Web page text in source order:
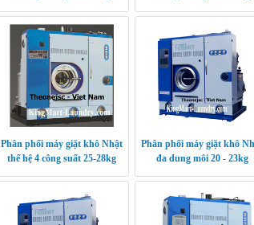
Phân phối máy giặt khô Nhật
thế hệ 4 công suất 25-28kg
Phân phối máy giặt khô
đa dung môi 20 - 23kg